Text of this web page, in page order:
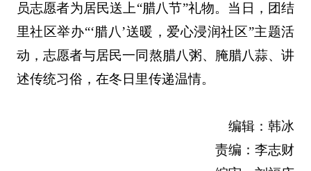
员志愿者为居民送上“腊八节”礼物。当日，团结
里社区举办“‘腊八’送暖，爱心浸润社区”主题活
动，志愿者与居民一同熬腊八粥、腌腊八蒜、讲
述传统习俗，在冬日里传递温情。
编辑：韩冰
责编：李志财